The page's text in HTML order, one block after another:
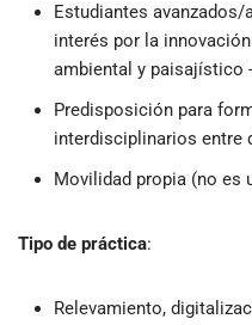
Estudiantes
interés por la
ambiental y paisajístico
Predisposición para
interdisciplinarios entre
Movilidad propia (no es
Tipo de práctica:
Relevamiento,